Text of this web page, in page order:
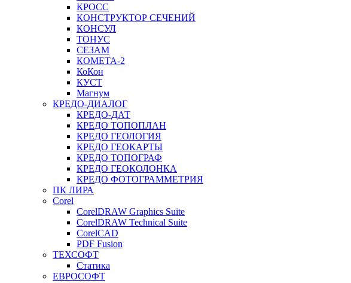
КРОСС
КОНСТРУКТОР СЕЧЕНИЙ
КОНСУЛ
ТОНУС
СЕЗАМ
КОМЕТА-2
КоКон
КУСТ
Магнум
КРЕДО-ДИАЛОГ
КРЕДО-ДАТ
КРЕДО ТОПОПЛАН
КРЕДО ГЕОЛОГИЯ
КРЕДО ГЕОКАРТЫ
КРЕДО ТОПОГРАФ
КРЕДО ГЕОКОЛОНКА
КРЕДО ФОТОГРАММЕТРИЯ
ПК ЛИРА
Corel
CorelDRAW Graphics Suite
CorelDRAW Technical Suite
CorelCAD
PDF Fusion
ТЕХСОФТ
Статика
ЕВРОСОФТ